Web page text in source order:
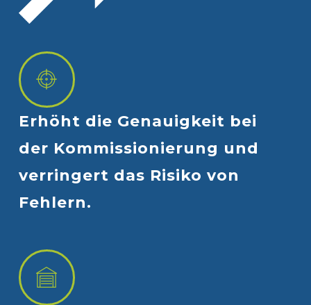
Erhöht die Genauigkeit bei
der Kommissionierung und
verringert das Risiko von
Fehlern.